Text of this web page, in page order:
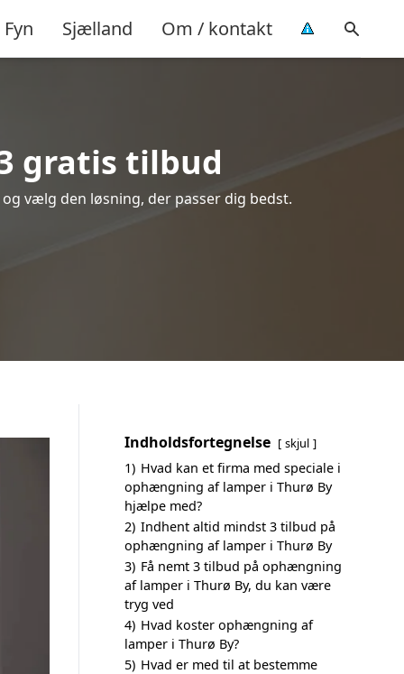
Fyn Sjælland Om / kontakt
gratis tilbud
vælg den løsning, der passer dig bedst.
Indholdsfortegnelse skjul
1) Hvad kan et firma med speciale i
ophængning af lamper i Thurø By
hjælpe med?
2) Indhent altid mindst 3 tilbud på
ophængning af lamper i Thurø By
3) Få nemt 3 tilbud på ophængning
af lamper i Thurø By, du kan være
tryg ved
4) Hvad koster ophængning af
lamper i Thurø By?
5) Hvad er med til at bestemme